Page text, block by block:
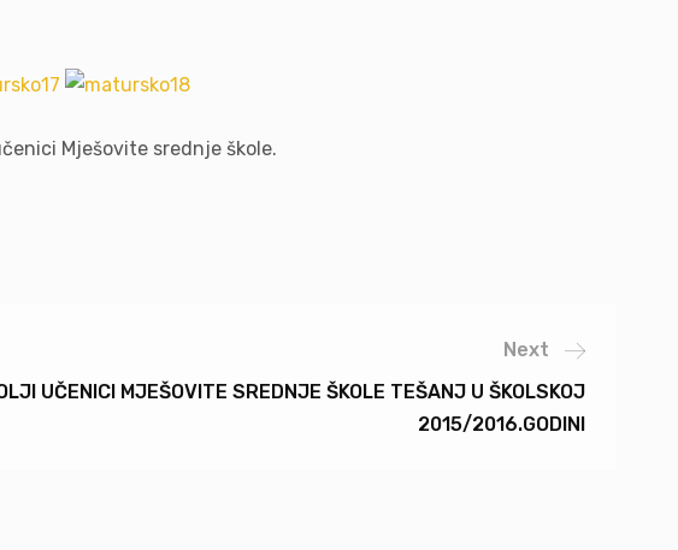
Mješovite srednje škole.
Next
UČENICI MJEŠOVITE SREDNJE ŠKOLE TEŠANJ U ŠKOLSKOJ
2015/2016.GODINI